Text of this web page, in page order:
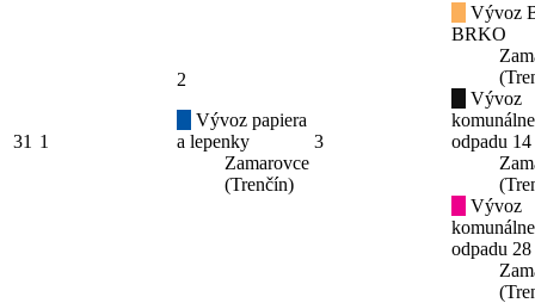
31 1
2
Vývoz papiera
a lepenky
Zamarovce
(Trenčín)
3
Vývoz
BRKO
Vývoz
odpadu
Vývoz
odpadu